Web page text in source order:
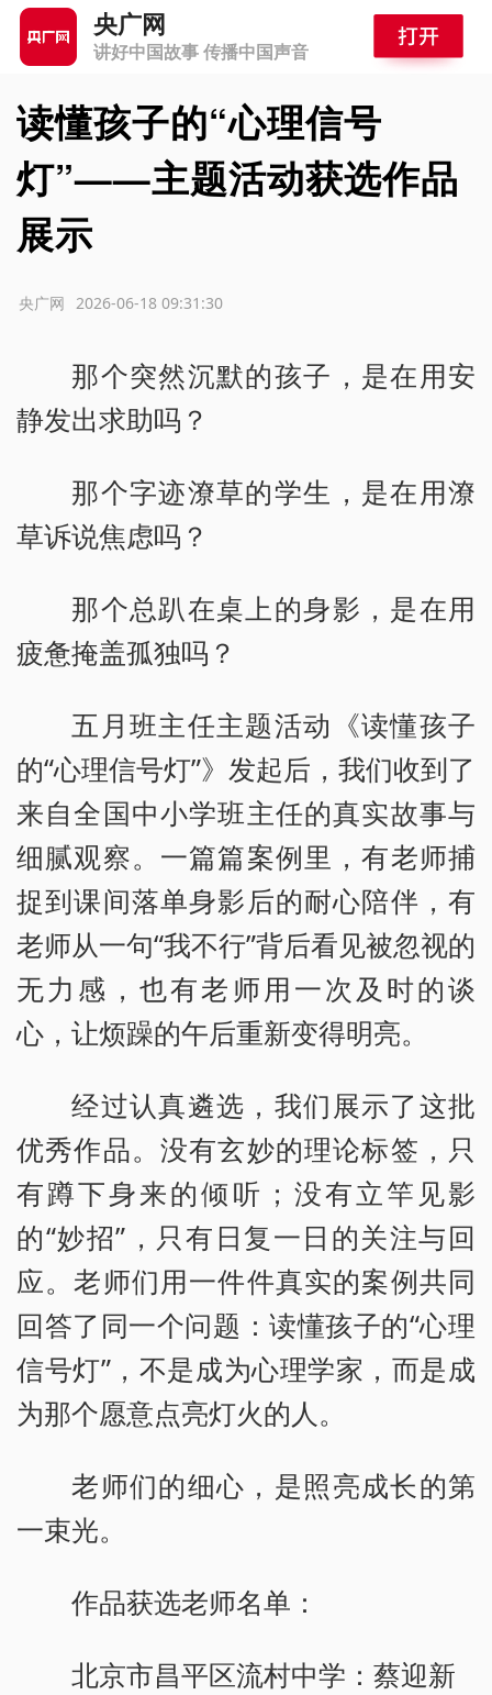
央广网
讲好中国故事 传播中国声音
读懂孩子的“心理信号
灯”——主题活动获选作品
展示
2026-06-18 09:31:30
央广网
那个突然沉默的孩子，是在用安
静发出求助吗？
那个字迹潦草的学生，是在用潦
草诉说焦虑吗？
那个总趴在桌上的身影，是在用
疲惫掩盖孤独吗？
五月班主任主题活动《读懂孩子
的“心理信号灯”》发起后，我们收到了
来自全国中小学班主任的真实故事与
细腻观察。一篇篇案例里，有老师捕
捉到课间落单身影后的耐心陪伴，有
老师从一句“我不行”背后看见被忽视的
无力感，也有老师用一次及时的谈
心，让烦躁的午后重新变得明亮。
经过认真遴选，我们展示了这批
优秀作品。没有玄妙的理论标签，只
有蹲下身来的倾听；没有立竿见影
的“妙招”，只有日复一日的关注与回
应。老师们用一件件真实的案例共同
回答了同一个问题：读懂孩子的“心理
信号灯”，不是成为心理学家，而是成
为那个愿意点亮灯火的人。
老师们的细心，是照亮成长的第
一束光。
作品获选老师名单：
北京市昌平区流村中学：蔡迎新